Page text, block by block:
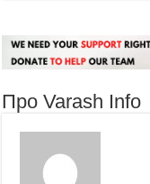
Про Varash Info